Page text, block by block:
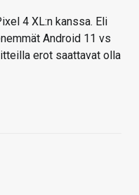
4 XL:n kanssa. Eli
Android 11 vs
erot saattavat olla